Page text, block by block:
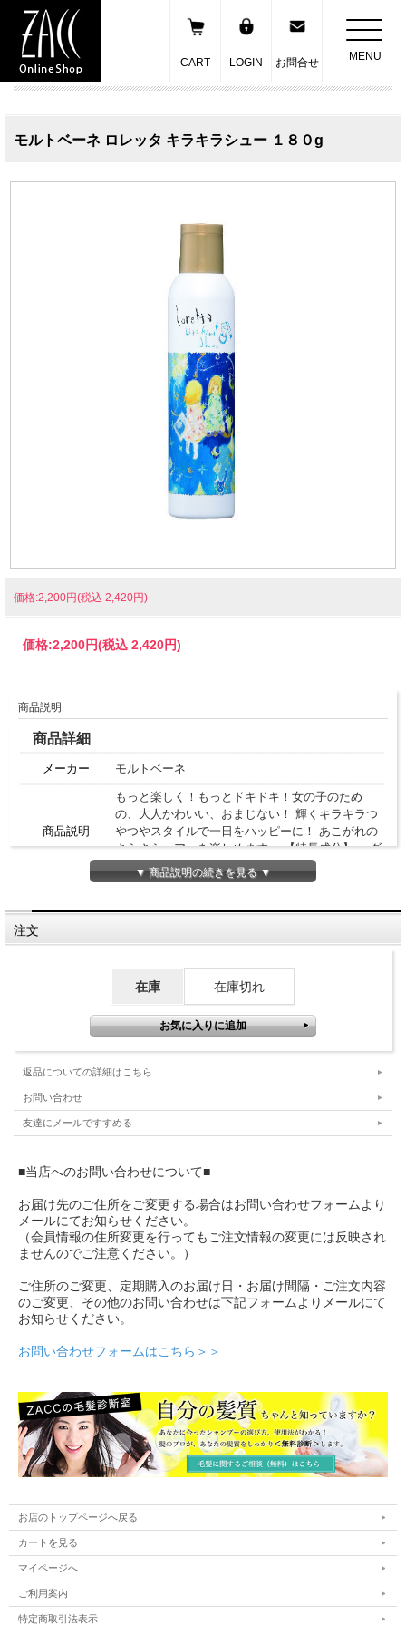
CART LOGIN お問合せ MENU
モルトベーネ ロレッタ キラキラシュー １８０g
価格:2,200円(税込 2,420円)
価格:2,200円(税込 2,420円)
商品説明
商品詳細
メーカー モルトベーネ
商品説明
もっと楽しく！もっとドキドキ！女の子のため
の、大人かわいい、おまじない！ 輝くキラキラつ
やつやスタイルで一日をハッピーに！ あこがれの
さらさらヘアーを楽しめます。 【特長成分】 ・ダ
マスクローズオイル
TWOS（トゥーズ）
▼ 商品説明の続きを見る ▼
注文
在庫 在庫切れ
返品についての詳細はこちら
お問い合わせ
友達にメールですすめる
■当店へのお問い合わせについて■
お届け先のご住所をご変更する場合はお問い合わせフォームより
メールにてお知らせください。
（会員情報の住所変更を行ってもご注文情報の変更には反映され
ませんのでご注意ください。）
ご住所のご変更、定期購入のお届け日・お届け間隔・ご注文内容
のご変更、その他のお問い合わせは下記フォームよりメールにて
お知らせください。
お問い合わせフォームはこちら＞＞
お店のトップページへ戻る
カートを見る
マイページへ
ご利用案内
特定商取引法表示